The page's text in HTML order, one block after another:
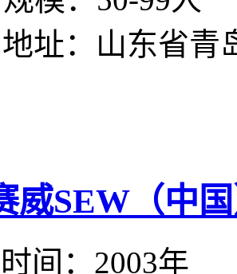
址：山东省青
威SEW（中
间：2003年